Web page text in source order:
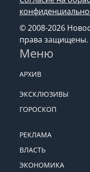
Согласие на
© 2008-2026
права защищены.
Меню
АРХИВ
ЭКСКЛЮЗИВЫ
РЕКЛАМА
ВЛАСТЬ